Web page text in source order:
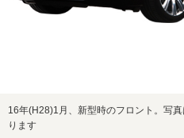
16年(H28)1月、新型時のフロント。写
ります